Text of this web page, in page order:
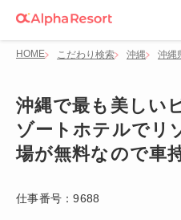
HOME こだわり検索 沖縄 沖縄
沖縄で最も美しい
ゾートホテルでリ
場が無料なので車
仕事番号：9688